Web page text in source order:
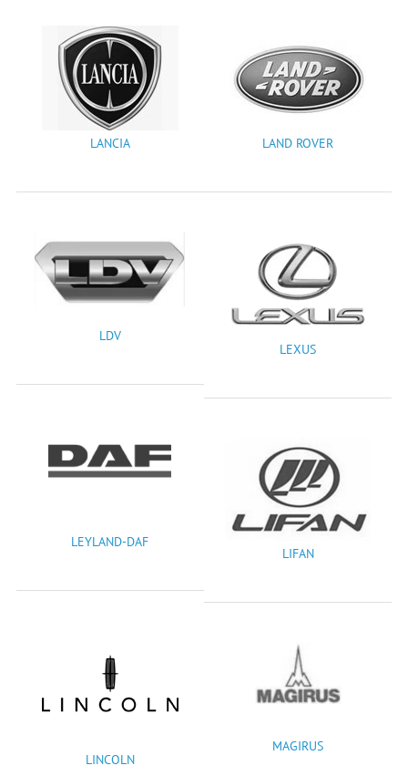
LANCIA LAND ROVER
LDV
LEXUS
LEYLAND-DAF
LIFAN
LINCOLN
MAGIRUS